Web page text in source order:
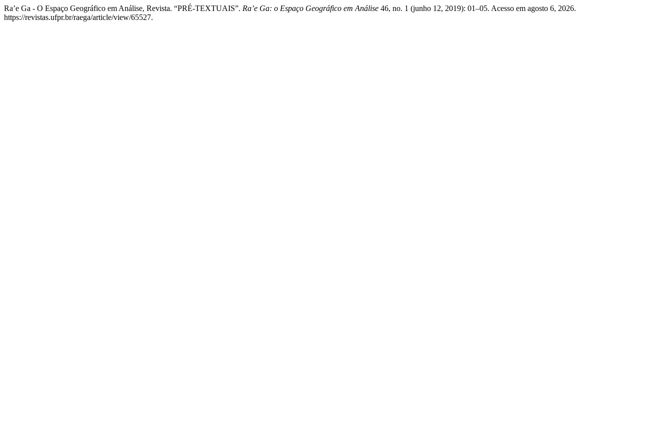
Ra’e Ga - O Espaço Geográfico em Análise, Revista. “PRÉ-TEXTUAIS”. Ra’e Ga: o Espaço Geográfico em Análise 46, no. 1 (junho 12, 2019): 01–05. Acesso em agosto 6, 2026.
https://revistas.ufpr.br/raega/article/view/65527.